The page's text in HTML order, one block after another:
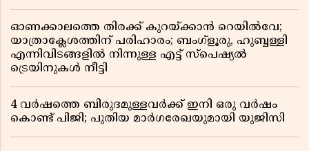
ഓണക്കാലത്തെ തിരക്ക് കുറയ്ക്കാൻ റെയിൽവേ;
യാത്രാക്ലേശത്തിന് പരിഹാരം; ബംഗ്ളൂരു, ഹുബ്ബള്ളി
എന്നിവിടങ്ങളിൽ നിന്നുള്ള എട്ട് സ്പെഷ്യൽ
ട്രെയിനുകൾ നീട്ടി
4 വർഷത്തെ ബിരുദമുള്ളവർക്ക് ഇനി ഒരു വർഷം
കൊണ്ട് പിജി; പുതിയ മാർഗരേഖയുമായി യുജിസി